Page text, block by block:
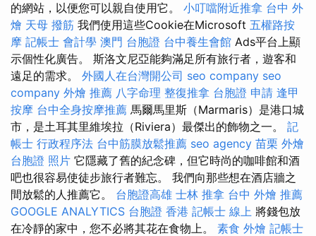
的網站，以便您可以親自使用它。 小叮噹附近推拿 台中 外
燴 天母 撥筋 我們使用這些Cookie在Microsoft 五權路按
摩 記帳士 會計學 澳門 台胞證 台中養生會館 Ads平台上顯
示個性化廣告。 斯洛文尼亞能夠滿足所有旅行者，遊客和
遠足的需求。 外國人在台灣開公司 seo company seo
company 外燴 推薦 八字命理 整復推拿 台胞證 申請 逢甲
按摩 台中全身按摩推薦 馬爾馬里斯（Marmaris）是港口城
市，是土耳其里維埃拉（Riviera）最傑出的飾物之一。 記
帳士 行政程序法 台中筋膜放鬆推薦 seo agency 苗栗 外燴
台胞證 照片 它隱藏了舊的紀念碑，但它時尚的咖啡館和酒
吧也很容易使徒步旅行者難忘。 我們向那些想在酒店牆之
間放鬆的人推薦它。 台胞證高雄 士林 推拿 台中 外燴 推薦
GOOGLE ANALYTICS 台胞證 香港 記帳士 線上 將錢包放
在冷靜的家中，您不必將其花在食物上。 素食 外燴 記帳士